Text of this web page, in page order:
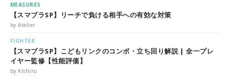
MEASURES
【スマブラSP】リーチで負ける相手への有効な対策
by Atelier
FIGHTER
【スマブラSP】こどもリンクのコンボ・立ち回り解説 | 全一プレ
イヤー監修【性能評価】
by Kishiru